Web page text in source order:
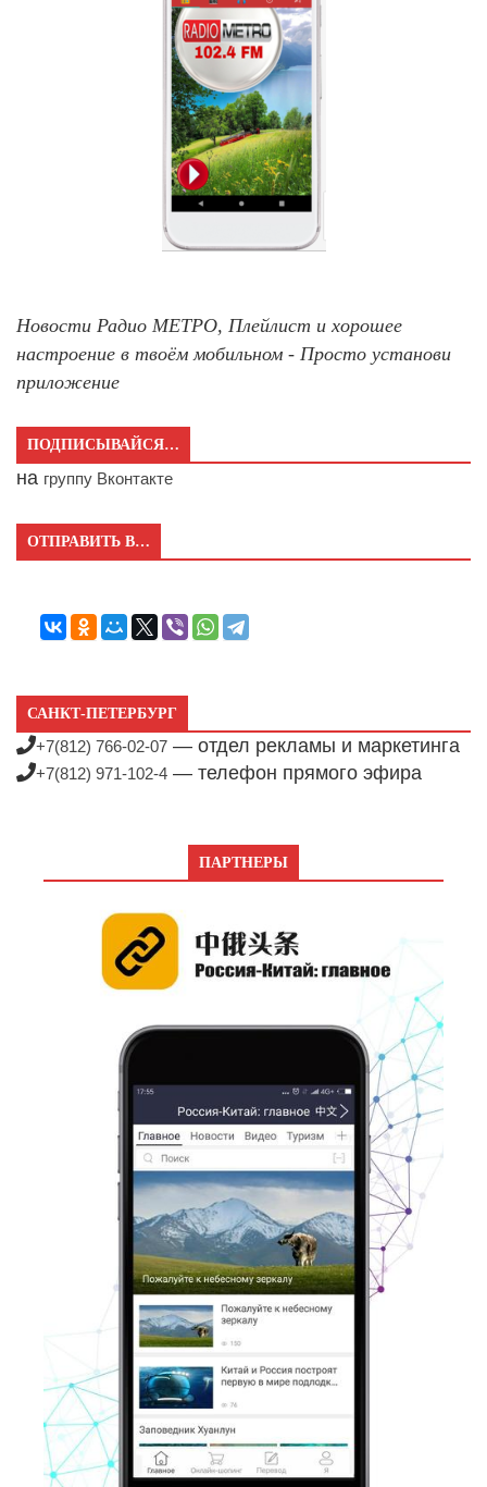
Новости Радио МЕТРО, Плейлист и хорошее
настроение в твоём мобильном - Просто установи
приложение
ПОДПИСЫВАЙСЯ…
на группу Вконтакте
ОТПРАВИТЬ В…
САНКТ-ПЕТЕРБУРГ
+7(812) 766-02-07 — отдел рекламы и маркетинга
+7(812) 971-102-4 — телефон прямого эфира
ПАРТНЕРЫ